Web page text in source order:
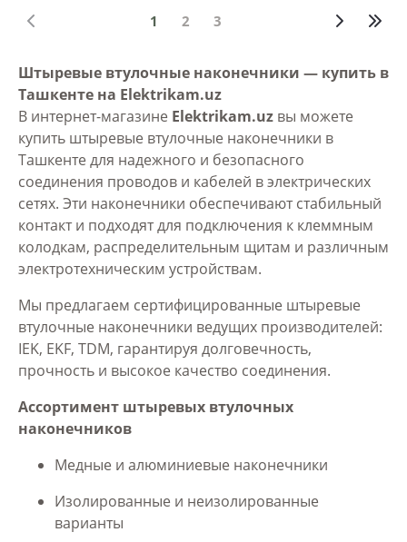
1 2 3
Штыревые втулочные наконечники — купить в
Ташкенте на Elektrikam.uz
В интернет-магазине Elektrikam.uz вы можете
купить штыревые втулочные наконечники в
Ташкенте для надежного и безопасного
соединения проводов и кабелей в электрических
сетях. Эти наконечники обеспечивают стабильный
контакт и подходят для подключения к клеммным
колодкам, распределительным щитам и различным
электротехническим устройствам.
Мы предлагаем сертифицированные штыревые
втулочные наконечники ведущих производителей:
IEK, EKF, TDM, гарантируя долговечность,
прочность и высокое качество соединения.
Ассортимент штыревых втулочных
наконечников
Медные и алюминиевые наконечники
Изолированные и неизолированные
варианты